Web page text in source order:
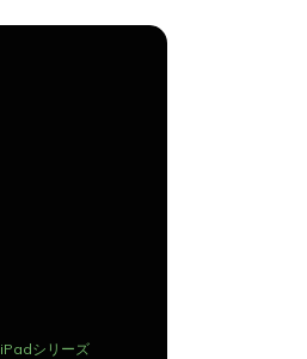
iPadシリーズ